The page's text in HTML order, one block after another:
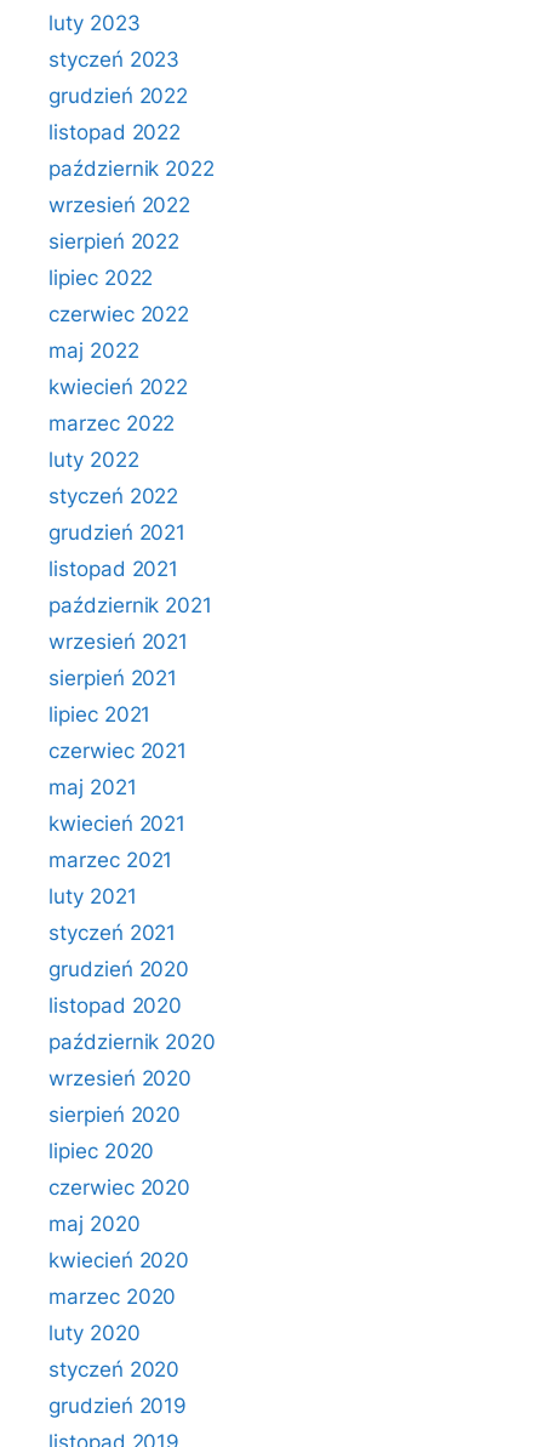
luty 2023
styczeń 2023
grudzień 2022
listopad 2022
październik 2022
wrzesień 2022
sierpień 2022
lipiec 2022
czerwiec 2022
maj 2022
kwiecień 2022
marzec 2022
luty 2022
styczeń 2022
grudzień 2021
listopad 2021
październik 2021
wrzesień 2021
sierpień 2021
lipiec 2021
czerwiec 2021
maj 2021
kwiecień 2021
marzec 2021
luty 2021
styczeń 2021
grudzień 2020
listopad 2020
październik 2020
wrzesień 2020
sierpień 2020
lipiec 2020
czerwiec 2020
maj 2020
kwiecień 2020
marzec 2020
luty 2020
styczeń 2020
grudzień 2019
listopad 2019